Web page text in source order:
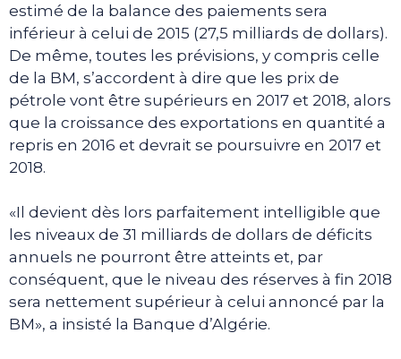
estimé de la balance des paiements sera
inférieur à celui de 2015 (27,5 milliards de dollars).
De même, toutes les prévisions, y compris celle
de la BM, s’accordent à dire que les prix de
pétrole vont être supérieurs en 2017 et 2018, alors
que la croissance des exportations en quantité a
repris en 2016 et devrait se poursuivre en 2017 et
2018.
«Il devient dès lors parfaitement intelligible que
les niveaux de 31 milliards de dollars de déficits
annuels ne pourront être atteints et, par
conséquent, que le niveau des réserves à fin 2018
sera nettement supérieur à celui annoncé par la
BM», a insisté la Banque d’Algérie.